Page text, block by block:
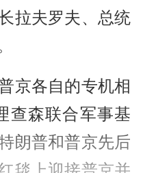
拉夫罗夫、总统
京各自的专机相
查森联合军事基
朗普和普京先后